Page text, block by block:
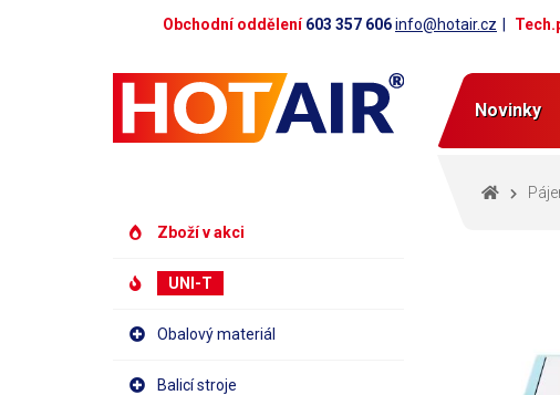
Obchodní oddělení603 357 606info@hotair.cz
Novinky
Zboží v akci
UNI-T
Obalový materiál
Balicí stroje